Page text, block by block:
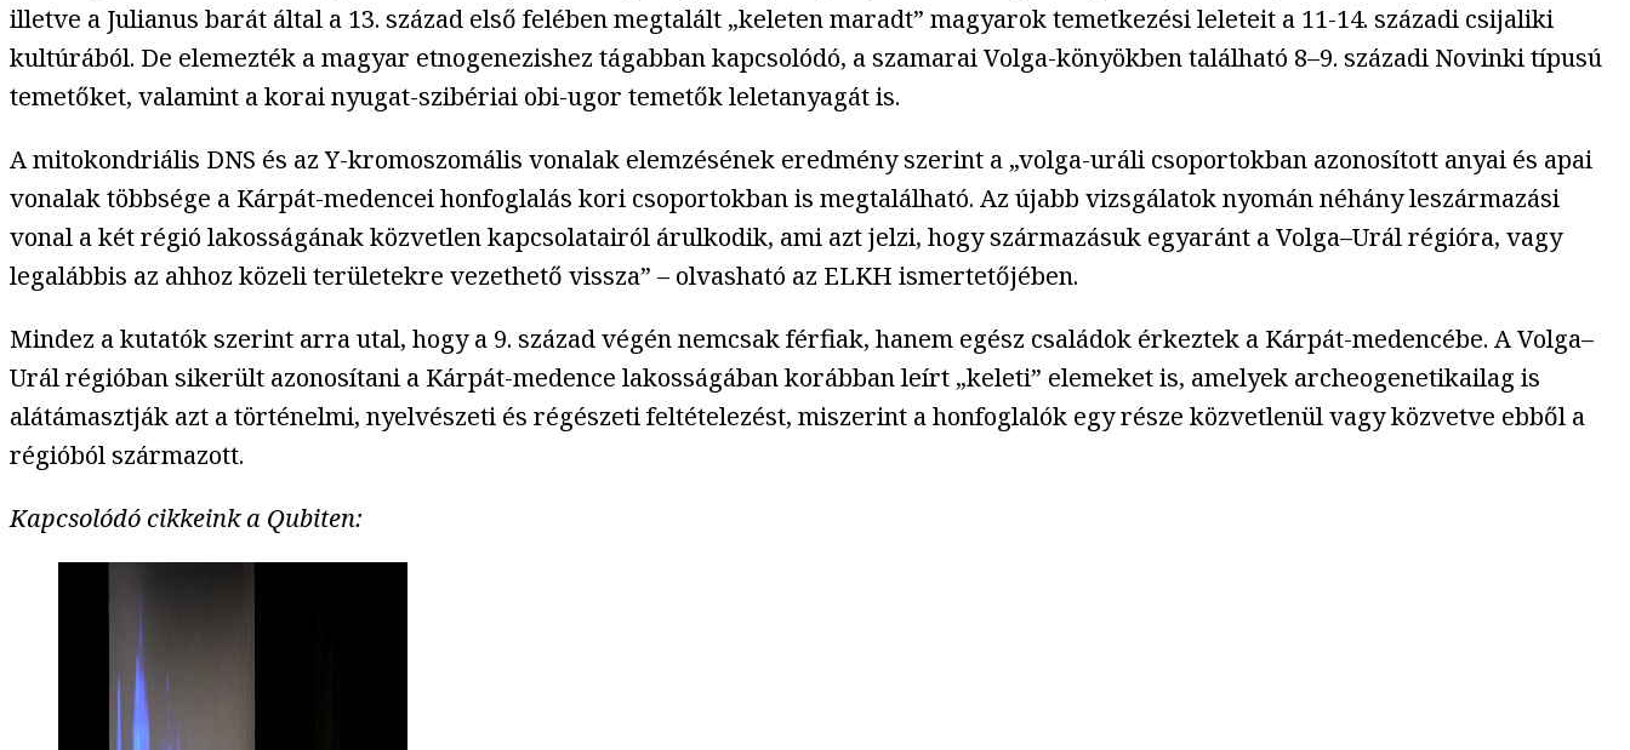
illetve a Julianus barát által a 13. század első felében megtalált „keleten maradt” magyarok temetkezési leleteit a 11-14. századi csijaliki
kultúrából. De elemezték a magyar etnogenezishez tágabban kapcsolódó, a szamarai Volga-könyökben található 8–9. századi Novinki típusú
temetőket, valamint a korai nyugat-szibériai obi-ugor temetők leletanyagát is.
A mitokondriális DNS és az Y-kromoszomális vonalak elemzésének eredmény szerint a „volga-uráli csoportokban azonosított anyai és apai
vonalak többsége a Kárpát-medencei honfoglalás kori csoportokban is megtalálható. Az újabb vizsgálatok nyomán néhány leszármazási
vonal a két régió lakosságának közvetlen kapcsolatairól árulkodik, ami azt jelzi, hogy származásuk egyaránt a Volga–Urál régióra, vagy
legalábbis az ahhoz közeli területekre vezethető vissza” – olvasható az ELKH ismertetőjében.
Mindez a kutatók szerint arra utal, hogy a 9. század végén nemcsak férfiak, hanem egész családok érkeztek a Kárpát-medencébe. A Volga–
Urál régióban sikerült azonosítani a Kárpát-medence lakosságában korábban leírt „keleti” elemeket is, amelyek archeogenetikailag is
alátámasztják azt a történelmi, nyelvészeti és régészeti feltételezést, miszerint a honfoglalók egy része közvetlenül vagy közvetve ebből a
régióból származott.
Kapcsolódó cikkeink a Qubiten: